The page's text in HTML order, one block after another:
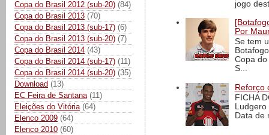
Copa do Brasil 2012 (sub-20) (84)
Copa do Brasil 2013 (70)
Copa do Brasil 2013 (sub-17) (6)
Copa do Brasil 2013 (sub-20) (7)
Copa do Brasil 2014 (43)
Copa do Brasil 2014 (sub-17) (11)
Copa do Brasil 2014 (sub-20) (35)
Download (13)
EC Feira de Santana (11)
Eleições do Vitória (64)
Elenco 2009 (64)
Elenco 2010 (60)
jogo
Por
Se tem
Copa
S...
Reforço
FICHA
Data de